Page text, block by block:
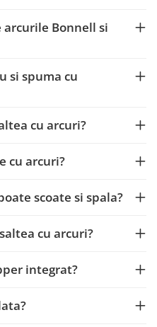
Bonnell si
si spuma cu
cu arcuri?
cu arcuri?
scoate si spala?
cu arcuri?
integrat?